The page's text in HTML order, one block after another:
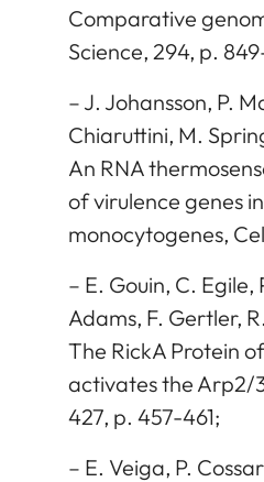
Comparative
Science, 294, p.
– J. Johansson, P.
Chiaruttini, M.
An RNA
of virulence genes
monocytogenes,
– E. Gouin, C. Egile,
Adams, F. Gertler,
The RickA Protein
activates the Arp2/
427, p. 457-461;
– E. Veiga, P.